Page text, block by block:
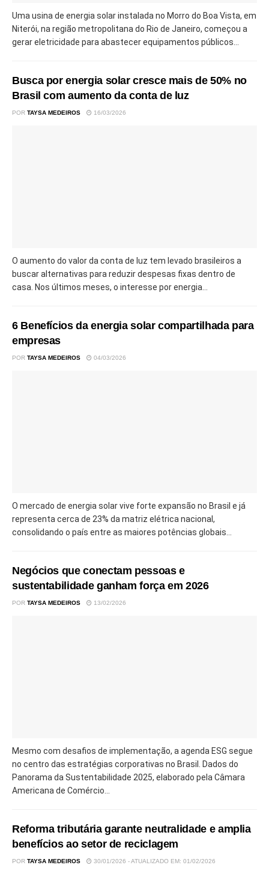
Uma usina de energia solar instalada no Morro do Boa Vista, em
Niterói, na região metropolitana do Rio de Janeiro, começou a
gerar eletricidade para abastecer equipamentos públicos...
Busca por energia solar cresce mais de 50% no
Brasil com aumento da conta de luz
POR TAYSA MEDEIROS 16/03/2026
O aumento do valor da conta de luz tem levado brasileiros a
buscar alternativas para reduzir despesas fixas dentro de
casa. Nos últimos meses, o interesse por energia...
6 Benefícios da energia solar compartilhada para
empresas
POR TAYSA MEDEIROS 04/03/2026
O mercado de energia solar vive forte expansão no Brasil e já
representa cerca de 23% da matriz elétrica nacional,
consolidando o país entre as maiores potências globais...
Negócios que conectam pessoas e
sustentabilidade ganham força em 2026
POR TAYSA MEDEIROS 13/02/2026
Mesmo com desafios de implementação, a agenda ESG segue
no centro das estratégias corporativas no Brasil. Dados do
Panorama da Sustentabilidade 2025, elaborado pela Câmara
Americana de Comércio...
Reforma tributária garante neutralidade e amplia
benefícios ao setor de reciclagem
POR TAYSA MEDEIROS 30/01/2026 - ATUALIZADO EM: 01/02/2026